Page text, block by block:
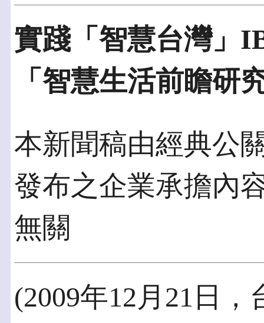
實踐「智慧台灣」
「智慧生活前瞻研
本新聞稿由經典公
發布之企業承擔內
無關
(2009年12月21日